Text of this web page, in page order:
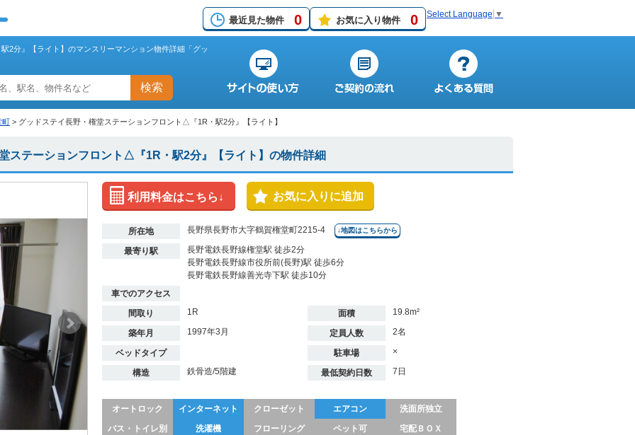
最近見た物件 0 お気に入り物件 0 Select Language ▼
2分』【ライト】のマンスリーマンション物件詳細「グッ
検索
町 > グッドステイ長野・権堂ステーションフロント△『1R・駅2分』【ライト】
ステーションフロント△『1R・駅2分』【ライト】の物件詳細
利用料金はこちら↓ お気に入りに追加
所在地 長野県長野市大字鶴賀権堂町2215-4 ↓地図はこちらから
最寄り駅
長野電鉄長野線権堂駅 徒歩2分
長野電鉄長野線市役所前(長野)駅 徒歩6分
長野電鉄長野線善光寺下駅 徒歩10分
車でのアクセス
間取り
1R 面積 19.8m²
築年月 1997年3月 定員人数 2名
ベッドタイプ 駐車場 ×
構造 鉄骨造/5階建 最低契約日数 7日
オートロック インターネット クローゼット エアコン
洗面所独立
バス・トイレ別
洗濯機 フローリング ペット可 宅配ＢＯＸ